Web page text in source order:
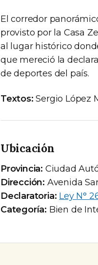
El corredor
provisto por la Casa
al lugar histórico
que mereció la
de deportes del país.
Textos: Sergio López
Ubicación
Provincia: Ciudad
Dirección: Avenida
Declaratoria: Ley N°
Categoría: Bien de